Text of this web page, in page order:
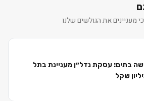
מעניינים את הגולשים שלנו
בתים: עסקת נדל״ן מעניינת בתל